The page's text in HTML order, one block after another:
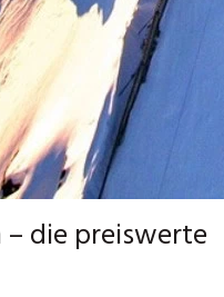
– die preiswerte